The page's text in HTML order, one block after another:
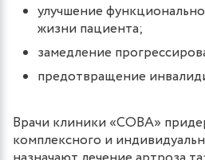
улучшение
жизни пациента;
замедление
предотвращение
Врачи клиники «СОВА»
комплексного и